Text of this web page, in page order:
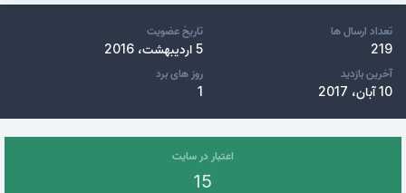
تعداد ارسال ها
219
تاریخ عضویت
5 اردیبهشت، 2016
آخرین بازدید
10 آبان، 2017
روز های برد
اعتبار در سایت
15